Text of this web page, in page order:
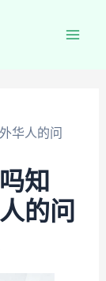
华人的问
知
的问